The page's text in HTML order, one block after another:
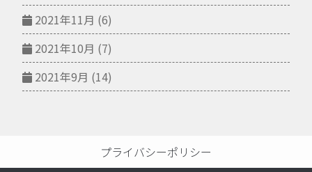
2021年11月 (6)
2021年10月 (7)
2021年9月 (14)
プライバシーポリシー